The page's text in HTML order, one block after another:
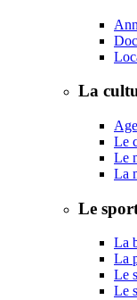
La
Le
Le
La
Le
La
La
Le
Le